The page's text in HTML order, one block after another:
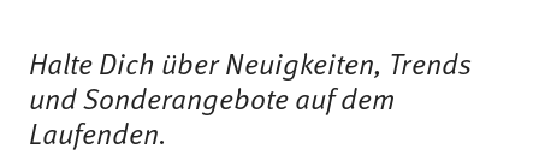
Halte Dich über Neuigkeiten, Trends
und Sonderangebote auf dem
Laufenden.